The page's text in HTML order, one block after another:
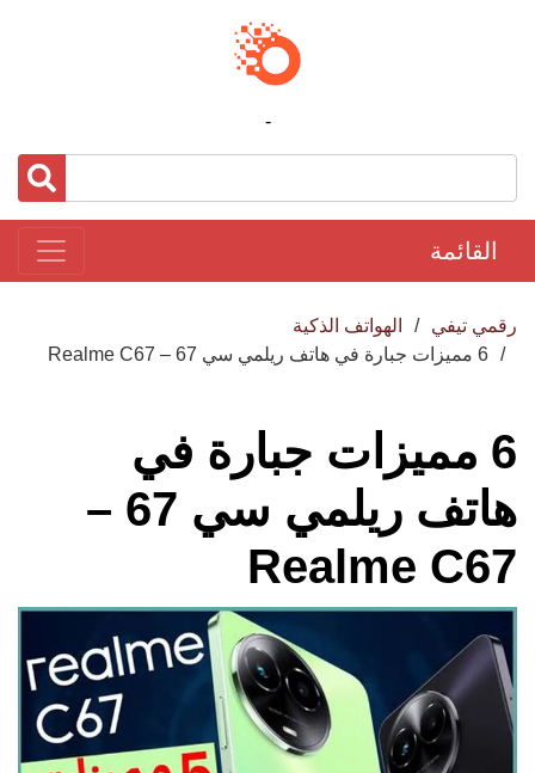
-
القائمة
رقمي تيفي
الهواتف الذكية
6 مميزات جبارة في هاتف ريلمي سي 67 – Realme C67
6 مميزات جبارة في
هاتف ريلمي سي 67 –
Realme C67